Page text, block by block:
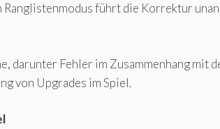
führt die Korrektur
darunter Fehler im Zusammenhang
von Upgrades im Spiel.